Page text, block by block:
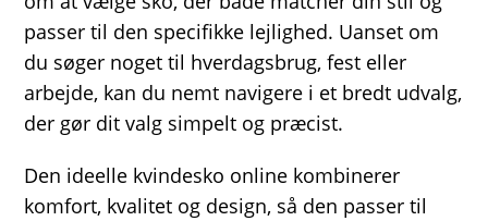
passer til den specifikke lejlighed. Uanset om
du søger noget til hverdagsbrug, fest eller
arbejde, kan du nemt navigere i et bredt udvalg,
der gør dit valg simpelt og præcist.
Den ideelle kvindesko online kombinerer
komfort, kvalitet og design, så den passer til